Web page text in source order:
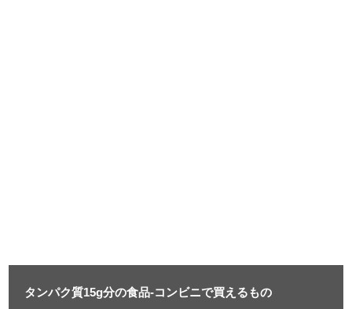
タンパク質15g分の食品-コンビニで買えるもの